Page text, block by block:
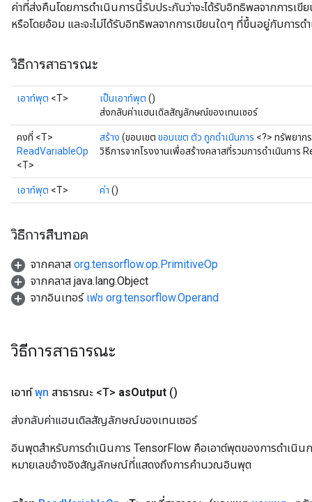
ค่าที่ส่งคืนโดยการดำเนินการนี้รับประกันว่าจะได้รับอิทธิพลจากการเ
หรือโดยอ้อม และจะไม่ได้รับอิทธิพลจากการเขียนใดๆ ที่ขึ้นอยู่กับการด
วิธีการสาธารณะ
เอาท์พุต <T> เป็นเอาท์พุต ()
ส่งกลับค่าแฮนเดิลสัญลักษณ์ของเทนเซอร์
คงที่ <T>
ReadVariableOp
<T>
สร้าง (ขอบเขต ขอบเขต ตัว ถูกดำเนินการ <?> ทรัพยาก
วิธีการจากโรงงานเพื่อสร้างคลาสที่รวมการดำเนินการ
เอาท์พุต <T> ค่า ()
วิธีการสืบทอด
จากคลาส org.tensorflow.op.PrimitiveOp
จากคลาส java.lang.Object
จากอินเทอร์ เฟซ org.tensorflow.Operand
วิธีการสาธารณะ
เอาท์พุท สาธารณะ <T> asOutput ()
ส่งกลับค่าแฮนเดิลสัญลักษณ์ของเทนเซอร์
อินพุตสำหรับการดำเนินการ TensorFlow คือเอาต์พุตของการดำเนิน
หมายเลขอ้างอิงสัญลักษณ์ที่แสดงถึงการคำนวณอินพุต